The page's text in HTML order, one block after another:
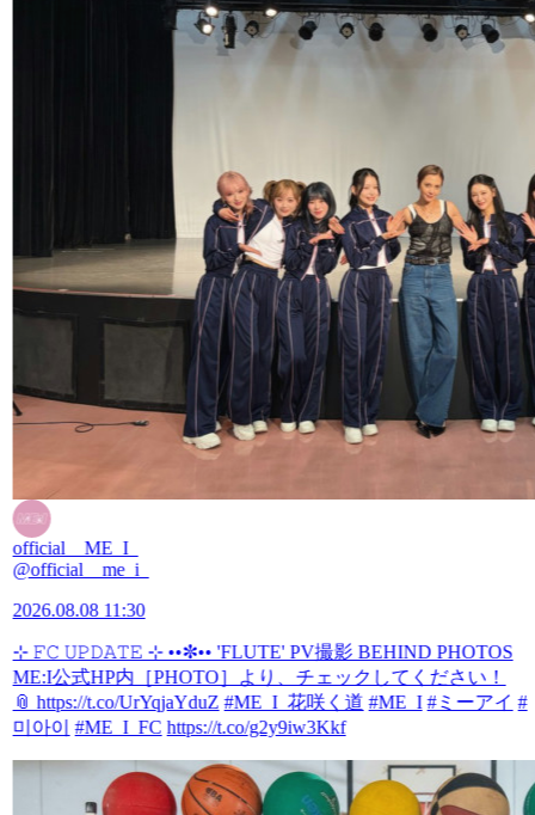
official__ME_I_
@official__me_i_
2026.08.08 11:30
⊹ 𝙵𝙲 𝚄𝙿𝙳𝙰𝚃𝙴 ⊹ ••✼•• 'FLUTE' PV撮影 BEHIND PHOTOS
ME:I公式HP内［PHOTO］より、チェックしてください！
📎https://t.co/UrYqjaYduZ #ME_I_花咲く道 #ME_I #ミーアイ #
미아이
#ME_I_FC https://t.co/g2y9iw3Kkf